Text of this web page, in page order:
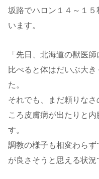
坂路でハロン１４～１
います。
「先日、北海道の獣医
比べると体はだいぶ大
た。
それでも、まだ頼りな
ころ皮膚病が出たりと
す。
調教の様子も相変わら
が良さそうと思える状況